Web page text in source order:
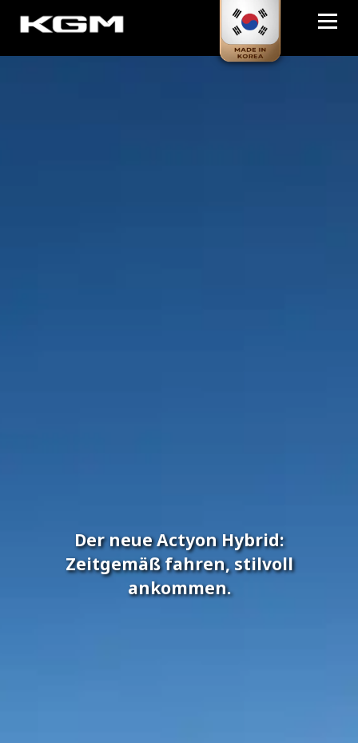
Der neue Actyon Hybrid:
Zeitgemäß fahren, stilvoll
ankommen.